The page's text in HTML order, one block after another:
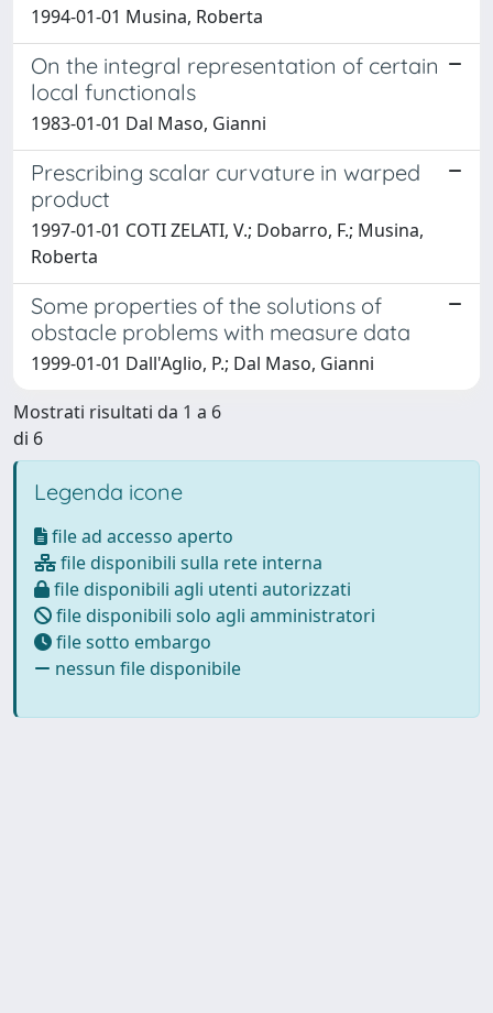
1994-01-01 Musina, Roberta
On the integral representation of certain
local functionals
1983-01-01 Dal Maso, Gianni
Prescribing scalar curvature in warped
product
1997-01-01 COTI ZELATI, V.; Dobarro, F.; Musina,
Roberta
Some properties of the solutions of
obstacle problems with measure data
1999-01-01 Dall'Aglio, P.; Dal Maso, Gianni
Mostrati risultati da 1 a 6
di 6
Legenda icone
file ad accesso aperto
file disponibili sulla rete interna
file disponibili agli utenti autorizzati
file disponibili solo agli amministratori
file sotto embargo
nessun file disponibile